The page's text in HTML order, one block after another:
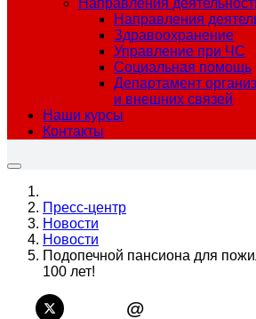
Направления
Направления
Здравоохранение
Управление при ЧС
Социальная помощь
Департамент
и внешних связей
Наши курсы
Контакты
Пресс-центр
Новости
Новости
Подопечной пансиона для
100 лет!
@